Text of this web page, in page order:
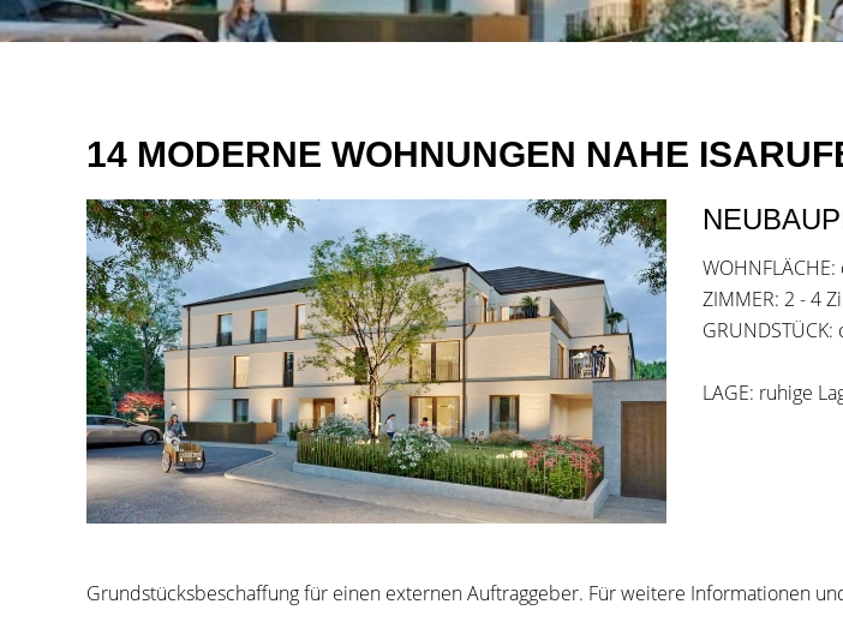
14 MODERNE WOHNUNGEN NAHE
WOHNFLÄCHE:
ZIMMER: 2 - 4
GRUNDSTÜCK:
LAGE: ruhige
Grundstücksbeschaffung für einen externen Auftraggeber. Für weitere Informationen